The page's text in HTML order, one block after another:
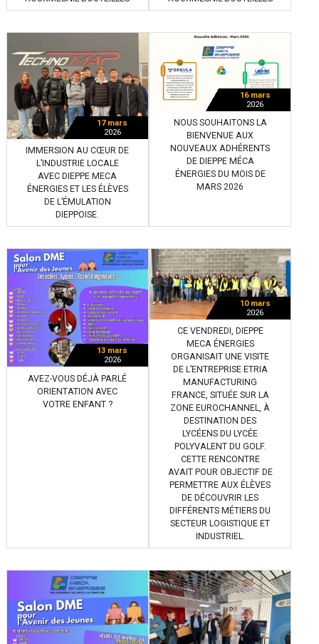
17 mars
2026
IMMERSION AU CŒUR DE
L’INDUSTRIE LOCALE
AVEC DIEPPE MECA
ÉNERGIES ET LES ÉLÈVES
DE L’ÉMULATION
DIEPPOISE.
16 mars
2026
NOUS SOUHAITONS LA
BIENVENUE AUX
NOUVEAUX ADHÉRENTS
DE DIEPPE MÉCA
ÉNERGIES DU MOIS DE
MARS 2026
13 mars
2026
AVEZ-VOUS DÉJÀ PARLÉ
ORIENTATION AVEC
VOTRE ENFANT ?
10 mars
2026
CE VENDREDI, DIEPPE
MECA ÉNERGIES
ORGANISAIT UNE VISITE
DE L’ENTREPRISE ETRIA
MANUFACTURING
FRANCE, SITUÉE SUR LA
ZONE EUROCHANNEL, À
DESTINATION DES
LYCÉENS DU LYCÉE
POLYVALENT DU GOLF.
CETTE RENCONTRE
AVAIT POUR OBJECTIF DE
PERMETTRE AUX ÉLÈVES
DE DÉCOUVRIR LES
DIFFÉRENTS MÉTIERS DU
SECTEUR LOGISTIQUE ET
INDUSTRIEL.